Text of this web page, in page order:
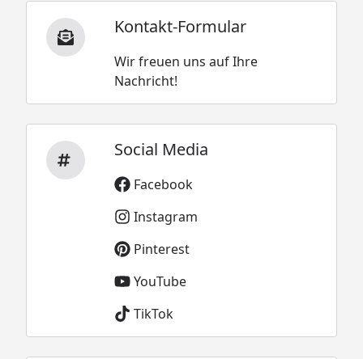
Kontakt-Formular
Wir freuen uns auf Ihre
Nachricht!
Social Media
Facebook
Instagram
Pinterest
YouTube
TikTok